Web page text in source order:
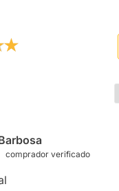
comprador verificado